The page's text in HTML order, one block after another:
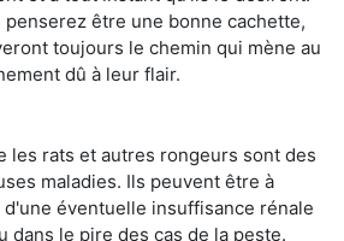
être une bonne cachette,
toujours le chemin qui mène au
dû à leur flair.
les rats et autres rongeurs sont des
maladies. Ils peuvent être à
éventuelle insuffisance rénale
dans le pire des cas de la peste.